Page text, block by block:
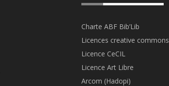
Charte ABF Bib’Lib
Licences creative commons
Licence CeCIL
Licence Art Libre
Arcom (Hadopi)